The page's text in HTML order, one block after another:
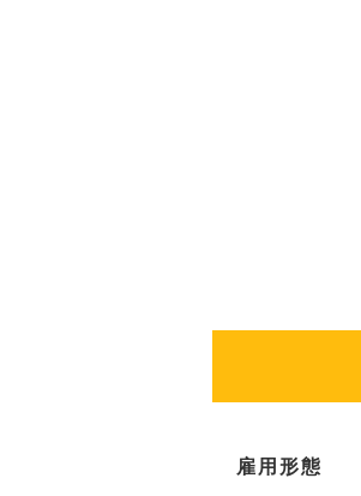
雇用形態